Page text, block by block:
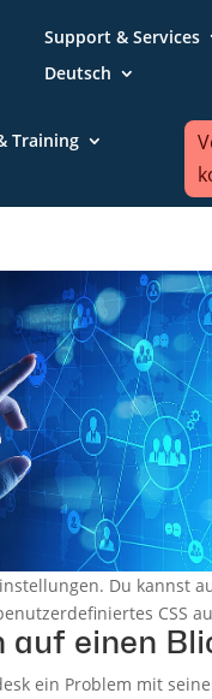
Support & Services
Deutsch
Training
Du kannst
CSS
auf einen
ein Problem mit